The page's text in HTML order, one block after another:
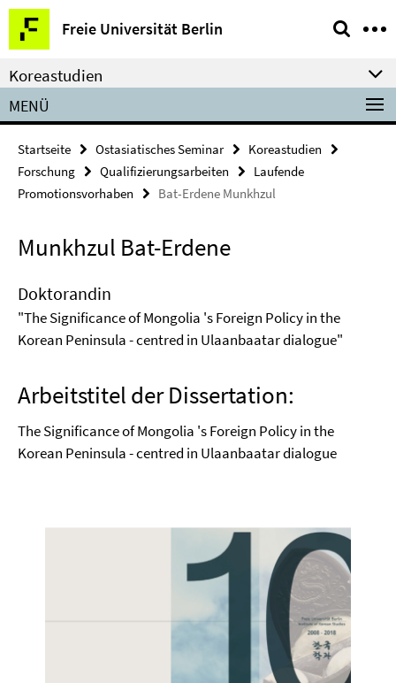
Springe
direkt
zu
Inhalt
Freie Universität Berlin
Service-
Navigation
Koreastudien
MENÜ
Startseite Ostasiatisches Seminar
Koreastudien
Forschung
Qualifizierungsarbeiten
Laufende
Promotionsvorhaben
Bat-Erdene Munkhzul
Munkhzul Bat-Erdene
Doktorandin
"The Significance of Mongolia 's Foreign Policy in the
Korean Peninsula - centred in Ulaanbaatar dialogue"
Arbeitstitel der Dissertation:
The Significance of Mongolia 's Foreign Policy in the
Korean Peninsula - centred in Ulaanbaatar dialogue